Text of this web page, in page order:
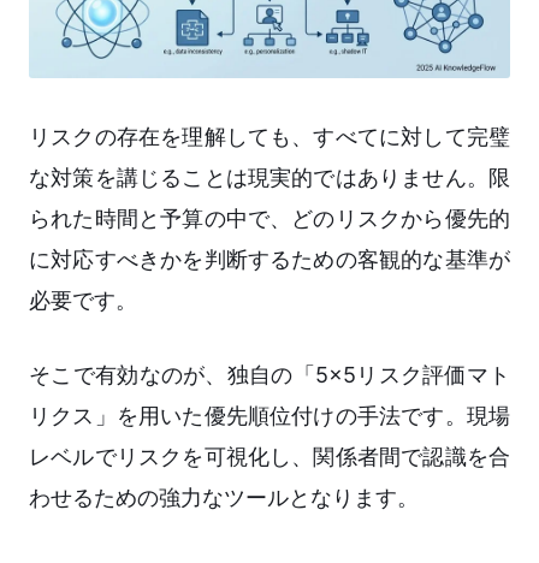
リスクの存在を理解しても、すべてに対して完璧
な対策を講じることは現実的ではありません。限
られた時間と予算の中で、どのリスクから優先的
に対応すべきかを判断するための客観的な基準が
必要です。
そこで有効なのが、独自の「5×5リスク評価マト
リクス」を用いた優先順位付けの手法です。現場
レベルでリスクを可視化し、関係者間で認識を合
わせるための強力なツールとなります。